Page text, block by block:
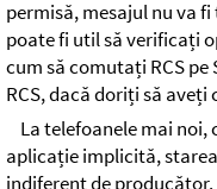
permisă, mesajul nu va
poate fi util să verificați
cum să comutați RCS pe
RCS, dacă doriți să
La telefoanele mai noi,
aplicație implicită,
indiferent de producător.